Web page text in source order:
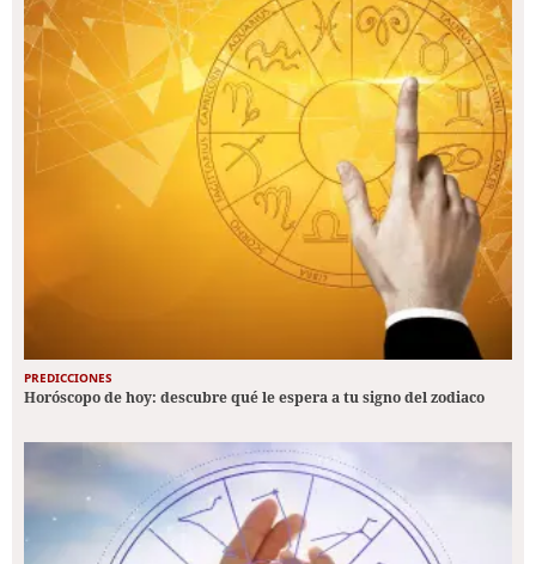
PREDICCIONES
Horóscopo de hoy: descubre qué le espera a tu signo del zodiaco